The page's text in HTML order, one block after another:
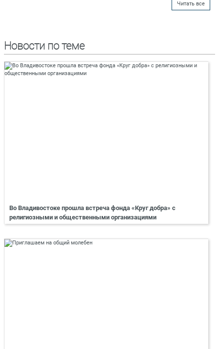
Читать все
Новости по теме
Во Владивостоке прошла встреча фонда «Круг добра» с
религиозными и общественными организациями